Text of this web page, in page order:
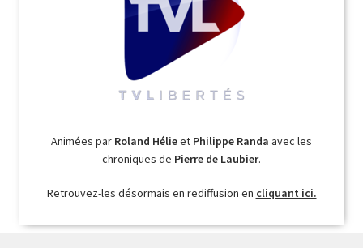
Animées par Roland Hélieet Philippe Randa avec les
chroniques de Pierre de Laubier.
Retrouvez-les désormais en rediffusion en cliquant ici.